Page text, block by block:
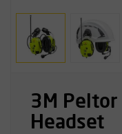
3M Peltor
Headset